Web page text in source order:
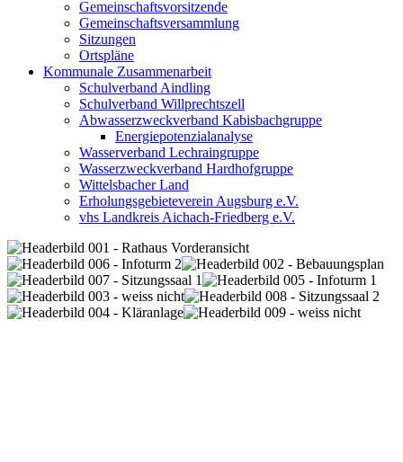
Gemeinschaftsvorsitzende
Gemeinschaftsversammlung
Sitzungen
Ortspläne
Kommunale Zusammenarbeit
Schulverband Aindling
Schulverband Willprechtszell
Abwasserzweckverband Kabisbachgruppe
Energiepotenzialanalyse
Wasserverband Lechraingruppe
Wasserzweckverband Hardhofgruppe
Wittelsbacher Land
Erholungsgebieteverein Augsburg e.V.
vhs Landkreis Aichach-Friedberg e.V.